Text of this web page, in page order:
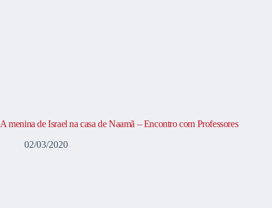
A menina de Israel na casa de Naamã – Encontro com Professores
02/03/2020